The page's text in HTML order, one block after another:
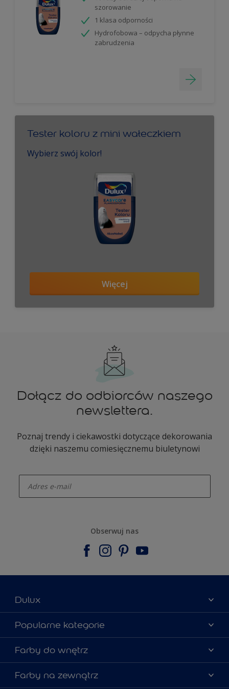
szorowanie
1 klasa odporności
Hydrofobowa – odpycha płynne
zabrudzenia
Tester koloru z mini wałeczkiem
Wybierz swój kolor!
Więcej
Dołącz do odbiorców naszego
newslettera.
Poznaj trendy i ciekawostki dotyczące dekorowania
dzięki naszemu comiesięcznemu biuletynowi
Obserwuj nas
Dulux
Materiały marketingowe
Mapa strony
Kontakt
Popularne kategorie
Kolory farb
Porady ekspertów
Zainspiruj się
Farby do wnętrz
Farby do ścian
Farby uniwersalne
Farby na zewnątrz